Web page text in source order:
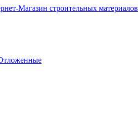
Магазин строительных материалов